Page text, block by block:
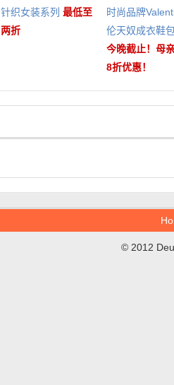
针织女装系列 最低至
两折
时尚品牌
伦天奴成衣鞋
今晚截止！母
8折优惠！
© 2012